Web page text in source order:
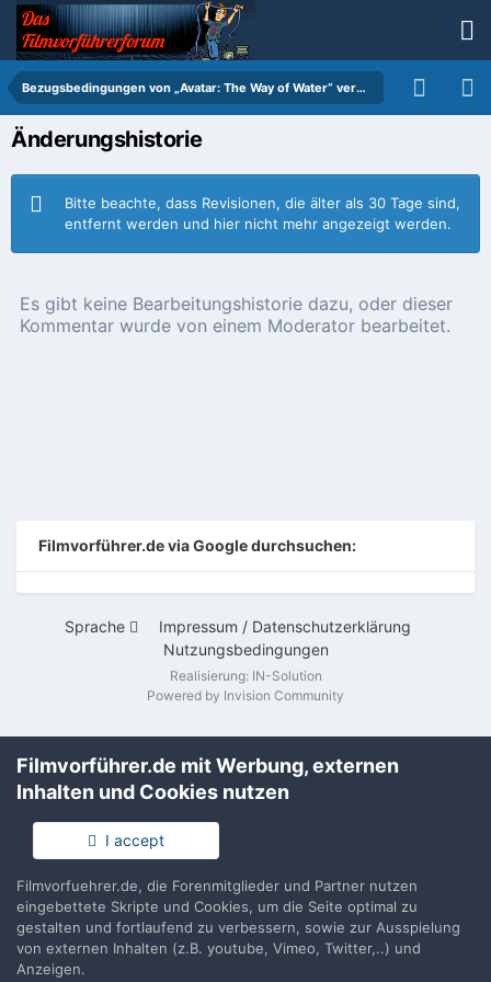
Bezugsbedingungen von „Avatar: The Way of Water“ veröffentlicht
Änderungshistorie
Bitte beachte, dass Revisionen, die älter als 30 Tage sind,
entfernt werden und hier nicht mehr angezeigt werden.
Es gibt keine Bearbeitungshistorie dazu, oder dieser
Kommentar wurde von einem Moderator bearbeitet.
Filmvorführer.de via Google durchsuchen:
Sprache
Impressum / Datenschutzerklärung
Nutzungsbedingungen
Realisierung: IN-Solution
Powered by Invision Community
Filmvorführer.de mit Werbung, externen
Inhalten und Cookies nutzen
I accept
Filmvorfuehrer.de, die Forenmitglieder und Partner nutzen
eingebettete Skripte und Cookies, um die Seite optimal zu
gestalten und fortlaufend zu verbessern, sowie zur Ausspielung
von externen Inhalten (z.B. youtube, Vimeo, Twitter,..) und
Anzeigen.